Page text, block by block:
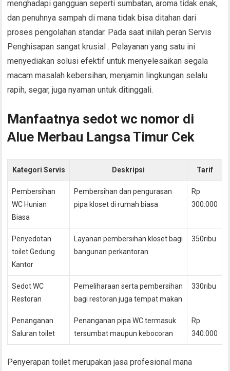
menghadapi gangguan seperti sumbatan, aroma tidak enak,
dan penuhnya sampah di mana tidak bisa ditahan dari
proses pengolahan standar. Pada saat inilah peran Servis
Penghisapan sangat krusial . Pelayanan yang satu ini
menyediakan solusi efektif untuk menyelesaikan segala
macam masalah kebersihan, menjamin lingkungan selalu
rapih, segar, juga nyaman untuk ditinggali.
Manfaatnya sedot wc nomor di
Alue Merbau Langsa Timur Cek
Kategori Servis Deskripsi Tarif
Pembersihan
WC Hunian
Biasa
Pembersihan dan pengurasan
pipa kloset di rumah biasa
Rp
300.000
Penyedotan
toilet Gedung
Kantor
Layanan pembersihan kloset bagi
bangunan perkantoran
350ribu
Sedot WC
Restoran
Pemeliharaan serta pembersihan
bagi restoran juga tempat makan
330ribu
Penanganan
Saluran toilet
Penanganan pipa WC termasuk
tersumbat maupun kebocoran
Rp
340.000
Penyerapan toilet merupakan jasa profesional mana